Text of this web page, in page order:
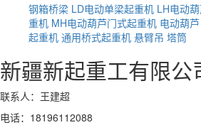
钢箱桥梁 LD电动单梁起重机 LH电动
重机 MH电动葫芦门式起重机 电动葫芦
起重机 通用桥式起重机 悬臂吊 塔筒
新疆新起重工有限公
联系人：王建超
电话：18196112088